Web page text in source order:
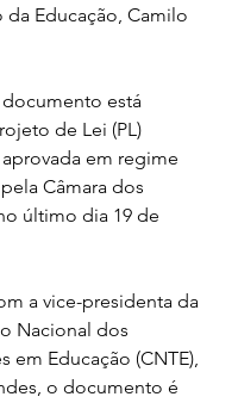
Educação, Camilo
está
de Lei (PL)
em regime
Câmara dos
último dia 19 de
a vice-presidenta da
Nacional dos
em Educação (CNTE),
o documento é